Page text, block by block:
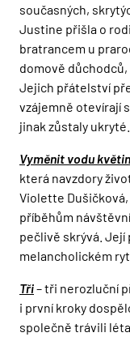
současných,
Justine přišla o
bratrancem u
domově důchodců,
Jejich přátelství
vzájemně otevírají
jinak zůstaly ukryté.
Vyměnit vodu
která navzdory
Violette
příběhům
pečlivě skrývá. Její
melancholickém
Tři– tři nerozluční
i první kroky
společně trávili